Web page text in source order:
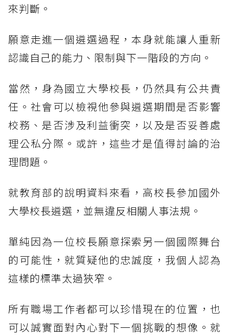
來判斷。
願意走進一個遴選過程，本身就能讓人重新
認識自己的能力、限制與下一階段的方向。
當然，身為國立大學校長，仍然具有公共責
任。社會可以檢視他參與遴選期間是否影響
校務、是否涉及利益衝突，以及是否妥善處
理公私分際。或許，這些才是值得討論的治
理問題。
就教育部的說明資料來看，高校長參加國外
大學校長遴選，並無違反相關人事法規。
單純因為一位校長願意探索另一個國際舞台
的可能性，就質疑他的忠誠度，我個人認為
這樣的標準太過狹窄。
所有職場工作者都可以珍惜現在的位置，也
可以誠實面對內心對下一個挑戰的想像。就